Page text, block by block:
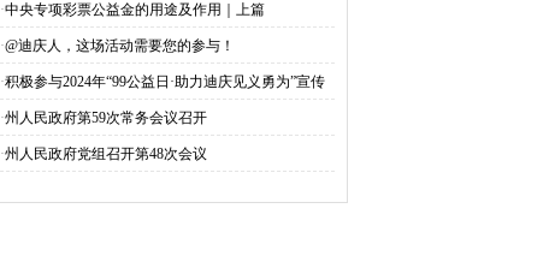
·中央专项彩票公益金的用途及作用｜上篇
·@迪庆人，这场活动需要您的参与！
·积极参与2024年“99公益日·助力迪庆见义勇为”宣传
募捐活动倡议书
·州人民政府第59次常务会议召开
·州人民政府党组召开第48次会议